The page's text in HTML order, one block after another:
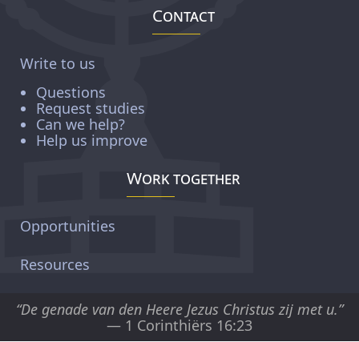
Contact
Write to us
Questions
Request studies
Can we help?
Help us improve
Work together
Opportunities
Resources
“De genade van den Heere Jezus Christus zij met u.”
— 1 Corinthiërs 16:23